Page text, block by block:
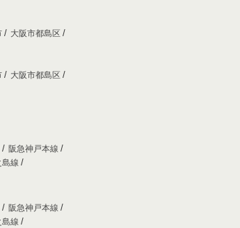
大阪市都島区
大阪市都島区
阪急神戸本線
線
阪急神戸本線
線